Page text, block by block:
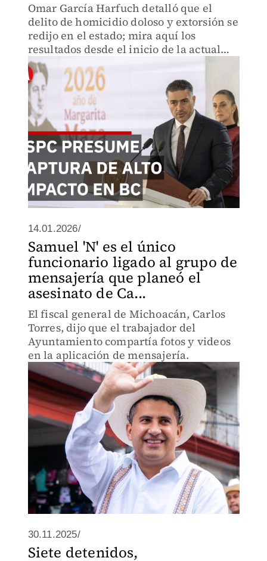
Omar García Harfuch detalló que el
delito de homicidio doloso y extorsión se
redijo en el estado; mira aquí los
resultados desde el inicio de la actual
administración.
14.01.2026/
Samuel 'N' es el único
funcionario ligado al grupo de
mensajería que planeó el
asesinato de Ca...
El fiscal general de Michoacán, Carlos
Torres, dijo que el trabajador del
Ayuntamiento compartía fotos y videos
en la aplicación de mensajería.
30.11.2025/
Siete detenidos,